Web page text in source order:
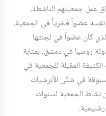
عمل جمعيتهم الناشطة،
عضواً فخرياً في الجمعية،
الذي كان عضواً في لجنتها
روسيا في دمشق، بمثابة
المقبلة للجمعية في
في شتّى الأبرشيات
نشاط الجمعية لسنوات